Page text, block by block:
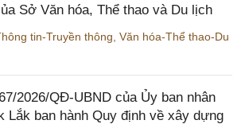
Sở Văn hóa, Thể thao và Du lịch
tin-Truyền thông Văn hóa-Thể thao-Du
2026/QĐ-UBND của Ủy ban nhân
Lắk ban hành Quy định về xây dựng